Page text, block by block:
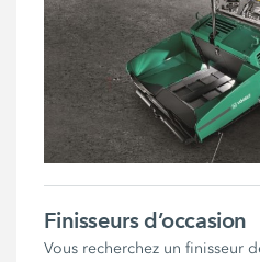
Finisseurs d’occasion
Vous recherchez un finisseur